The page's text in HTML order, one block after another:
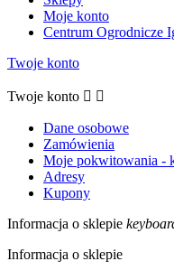
Moje konto
Centrum Ogrodnicze
Twoje konto
Twoje konto  
Dane osobowe
Zamówienia
Moje pokwitowania -
Adresy
Kupony
Informacja o sklepie
Informacja o sklepie